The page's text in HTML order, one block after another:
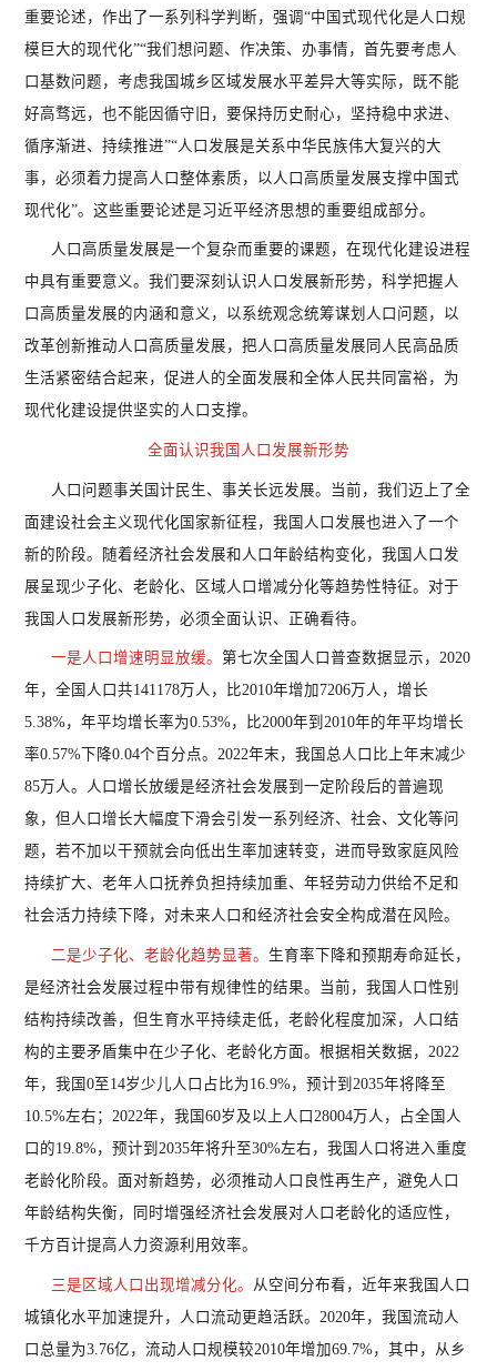
重要论述，作出了一系列科学判断，强调“中国式现代化是人口规
模巨大的现代化”“我们想问题、作决策、办事情，首先要考虑人
口基数问题，考虑我国城乡区域发展水平差异大等实际，既不能
好高骛远，也不能因循守旧，要保持历史耐心，坚持稳中求进、
循序渐进、持续推进”“人口发展是关系中华民族伟大复兴的大
事，必须着力提高人口整体素质，以人口高质量发展支撑中国式
现代化”。这些重要论述是习近平经济思想的重要组成部分。
人口高质量发展是一个复杂而重要的课题，在现代化建设进程
中具有重要意义。我们要深刻认识人口发展新形势，科学把握人
口高质量发展的内涵和意义，以系统观念统筹谋划人口问题，以
改革创新推动人口高质量发展，把人口高质量发展同人民高品质
生活紧密结合起来，促进人的全面发展和全体人民共同富裕，为
现代化建设提供坚实的人口支撑。
全面认识我国人口发展新形势
人口问题事关国计民生、事关长远发展。当前，我们迈上了全
面建设社会主义现代化国家新征程，我国人口发展也进入了一个
新的阶段。随着经济社会发展和人口年龄结构变化，我国人口发
展呈现少子化、老龄化、区域人口增减分化等趋势性特征。对于
我国人口发展新形势，必须全面认识、正确看待。
一是人口增速明显放缓。第七次全国人口普查数据显示，2020
年，全国人口共141178万人，比2010年增加7206万人，增长
5.38%，年平均增长率为0.53%，比2000年到2010年的年平均增长
率0.57%下降0.04个百分点。2022年末，我国总人口比上年末减少
85万人。人口增长放缓是经济社会发展到一定阶段后的普遍现
象，但人口增长大幅度下滑会引发一系列经济、社会、文化等问
题，若不加以干预就会向低出生率加速转变，进而导致家庭风险
持续扩大、老年人口抚养负担持续加重、年轻劳动力供给不足和
社会活力持续下降，对未来人口和经济社会安全构成潜在风险。
二是少子化、老龄化趋势显著。 生育率下降和预期寿命延长，
是经济社会发展过程中带有规律性的结果。当前，我国人口性别
结构持续改善，但生育水平持续走低，老龄化程度加深，人口结
构的主要矛盾集中在少子化、老龄化方面。根据相关数据，2022
年，我国0至14岁少儿人口占比为16.9%，预计到2035年将降至
10.5%左右；2022年，我国60岁及以上人口28004万人，占全国人
口的19.8%，预计到2035年将升至30%左右，我国人口将进入重度
老龄化阶段。面对新趋势，必须推动人口良性再生产，避免人口
年龄结构失衡，同时增强经济社会发展对人口老龄化的适应性，
千方百计提高人力资源利用效率。
三是区域人口出现增减分化。 从空间分布看，近年来我国人口
城镇化水平加速提升，人口流动更趋活跃。 2020年，我国流动人
口总量为3.76亿，流动人口规模较2010年增加69.7%，其中，从乡